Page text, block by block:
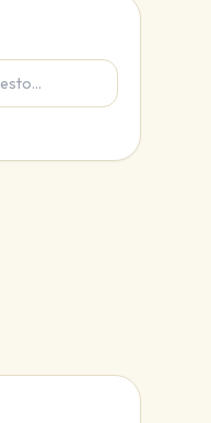
de transparencia